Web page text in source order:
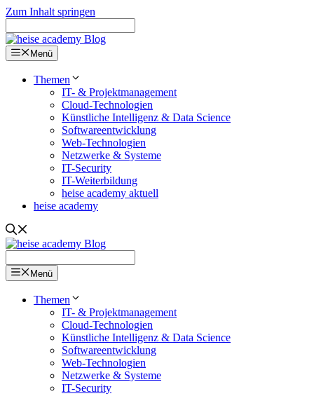
Zum Inhalt springen
Menü
Themen
IT- & Projektmanagement
Cloud-Technologien
Künstliche Intelligenz & Data Science
Softwareentwicklung
Web-Technologien
Netzwerke & Systeme
IT-Security
IT-Weiterbildung
heise academy aktuell
heise academy
Menü
Themen
IT- & Projektmanagement
Cloud-Technologien
Künstliche Intelligenz & Data Science
Softwareentwicklung
Web-Technologien
Netzwerke & Systeme
IT-Security